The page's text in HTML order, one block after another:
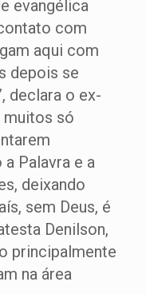
evangélica
com
aqui com
depois se
declara o ex-
muitos só
Palavra e a
deixando
sem Deus, é
Denilson,
principalmente
na área